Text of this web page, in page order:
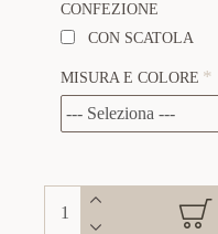
CONFEZIONE
CON SCATOLA
MISURA E COLORE